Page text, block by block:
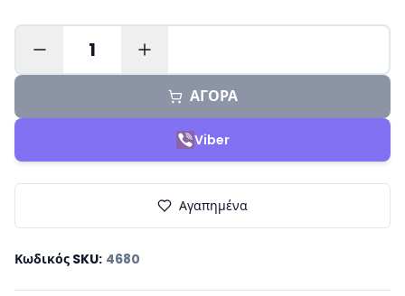
1
ΑΓΟΡΑ
Viber
Αγαπημένα
Κωδικός SKU: 4680